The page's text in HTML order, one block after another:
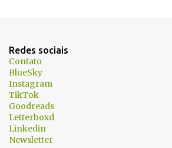
á
r
i
o
s
Redes sociais
Contato
BlueSky
Instagram
TikTok
Goodreads
Letterboxd
Linkedin
Newsletter